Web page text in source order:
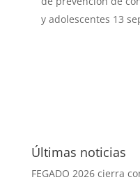
y adolescentes 13
Últimas noticias
FEGADO 2026 cierra